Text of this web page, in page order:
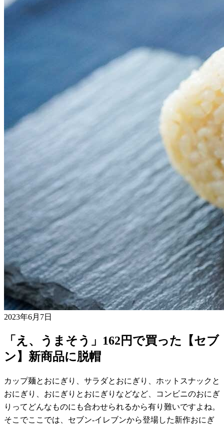
2023年6月7日
「え、うまそう」162円で買った【セブ
ン】新商品に脱帽
カップ麺とおにぎり、サラダとおにぎり、ホットスナックと
おにぎり、おにぎりとおにぎりなどなど、コンビニのおにぎ
りってどんなものにも合わせられるから有り難いですよね。
そこでここでは、セブン-イレブンから登場した新作おにぎ